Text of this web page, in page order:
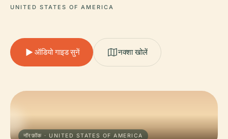
UNITED STATES OF AMERICA
ऑडियो गाइड सुनें नक्शा खोलें
नॉरफ़ॉक · UNITED STATES OF AMERICA